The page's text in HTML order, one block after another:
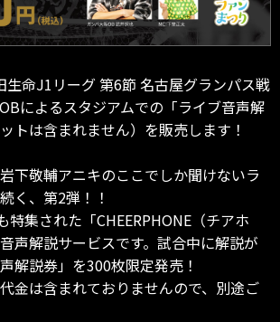
命J1リーグ 第6節 名古屋グランパス戦
によるスタジアムでの「ライブ音声解
トは含まれません）を販売します！
下敬輔アニキのここでしか聞けないラ
く、第2弾！！
集された「CHEERPHONE（チアホ
声解説サービスです。試合中に解説が
解説券」を300枚限定発売！
金は含まれておりませんので、別途ご